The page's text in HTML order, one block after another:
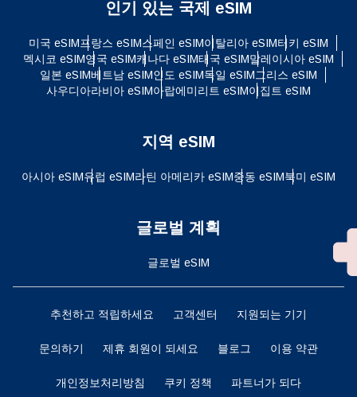
인기 있는 국제 eSIM
미국 eSIM프랑스 eSIM스페인 eSIM이탈리아 eSIM터키 eSIM
멕시코 eSIM영국 eSIM캐나다 eSIM태국 eSIM말레이시아 eSIM
일본 eSIM베트남 eSIM인도 eSIM독일 eSIM그리스 eSIM
사우디아라비아 eSIM아랍에미리트 eSIM이집트 eSIM
지역 eSIM
아시아 eSIM유럽 ​​eSIM라틴 아메리카 eSIM중동 eSIM북미 eSIM
글로벌 계획
글로벌 eSIM
추천하고 적립하세요 고객센터 지원되는 기기
문의하기 제휴 회원이 되세요 블로그 이용 약관
개인정보처리방침 쿠키 정책 파트너가 되다